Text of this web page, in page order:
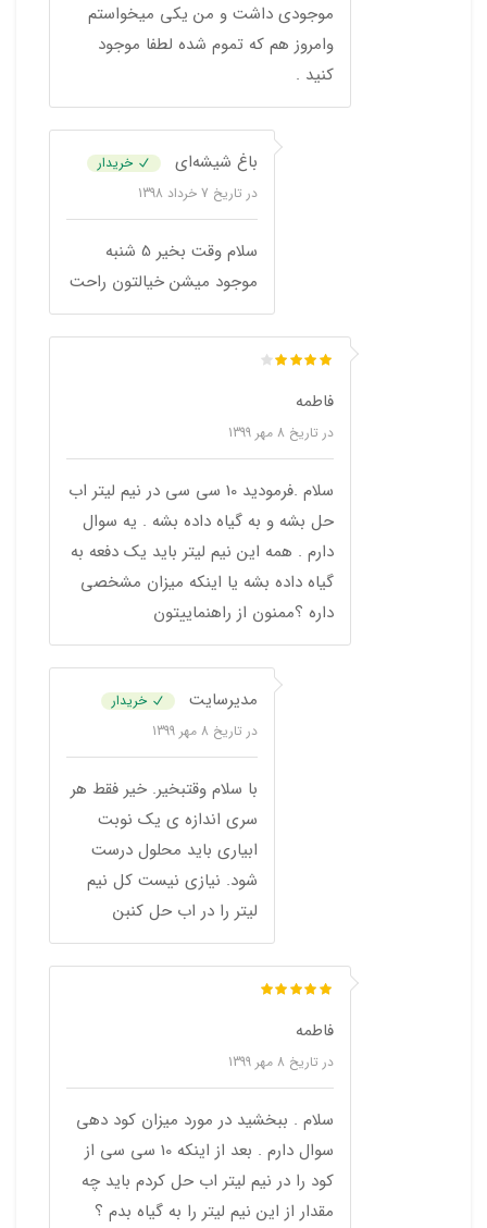
موجودی داشت و من یکی میخواستم
وامروز هم که تموم شده لطفا موجود
کنید .
باغ شیشه‌ای
خریدار
در تاریخ 7 خرداد 1398
سلام وقت بخیر 5 شنبه
موجود میشن خیالتون راحت
فاطمه
در تاریخ 8 مهر 1399
سلام .فرمودید 10 سی سی در نیم لیتر اب
حل بشه و به گیاه داده بشه . یه سوال
دارم . همه این نیم لیتر باید یک دفعه به
گیاه داده بشه یا اینکه میزان مشخصی
داره ؟ممنون از راهنماییتون
مدیرسایت
خریدار
در تاریخ 8 مهر 1399
با سلام وقتبخیر. خیر فقط هر
سری اندازه ی یک نوبت
ابیاری باید محلول درست
شود. نیازی نیست کل نیم
لیتر را در اب حل کنبن
فاطمه
در تاریخ 8 مهر 1399
سلام . ببخشید در مورد میزان کود دهی
سوال دارم . بعد از اینکه 10 سی سی از
کود را در نیم لیتر اب حل کردم باید چه
مقدار از این نیم لیتر را به گیاه بدم ؟